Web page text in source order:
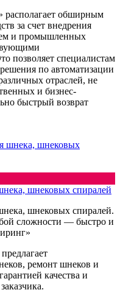
обширным
за счет внедрения
и промышленных
позволяет специалистам
по автоматизации
отраслей, не
и бизнес-
быстрый возврат
шнековых спиралей
шнековых спиралей.
сложности — быстро и
ремонт шнеков и
качества и